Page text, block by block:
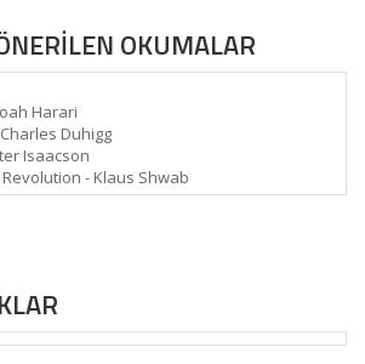
OKUMALAR
Harari
Duhigg
Isaacson
- Klaus Shwab